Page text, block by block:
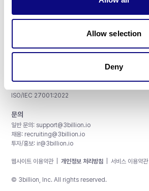
Allow selection
Deny
주식회사 쓰리빌리언
서울특별시 강남구 테헤란로 415, 8층
사업자등록번호: 290-81-00524
대표이사: 금창원
ISO/IEC 27001:2022
문의
일반 문의: support@3billion.io
채용: recruiting@3billion.io
투자/홍보: ir@3billion.io
웹사이트 이용약관 개인정보 처리방침 서비스 이용약관
© 3billion, Inc. All rights reserved.